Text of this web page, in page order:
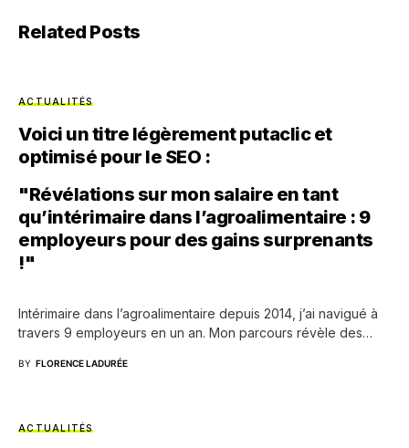
Related Posts
ACTUALITÉS
Voici un titre légèrement putaclic et
optimisé pour le SEO :
"Révélations sur mon salaire en tant
qu’intérimaire dans l’agroalimentaire : 9
employeurs pour des gains surprenants
!"
Intérimaire dans l’agroalimentaire depuis 2014, j’ai navigué à
travers 9 employeurs en un an. Mon parcours révèle des…
BY FLORENCE LADURÉE
ACTUALITÉS